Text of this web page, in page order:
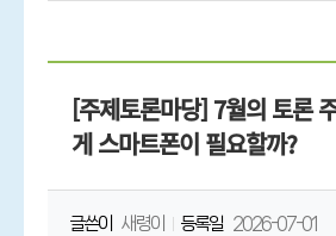
[주제토론마당] 7월의 토론
게 스마트폰이 필요할까?
글쓴이 새령이 등록일 2026-07-01